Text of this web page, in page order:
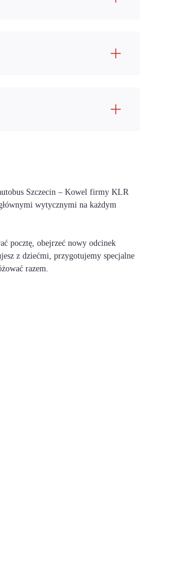
Szczecin – Kowel firmy KLR
wytycznymi na każdym
pocztę, obejrzeć nowy odcinek
z dziećmi, przygotujemy specjalne
razem.